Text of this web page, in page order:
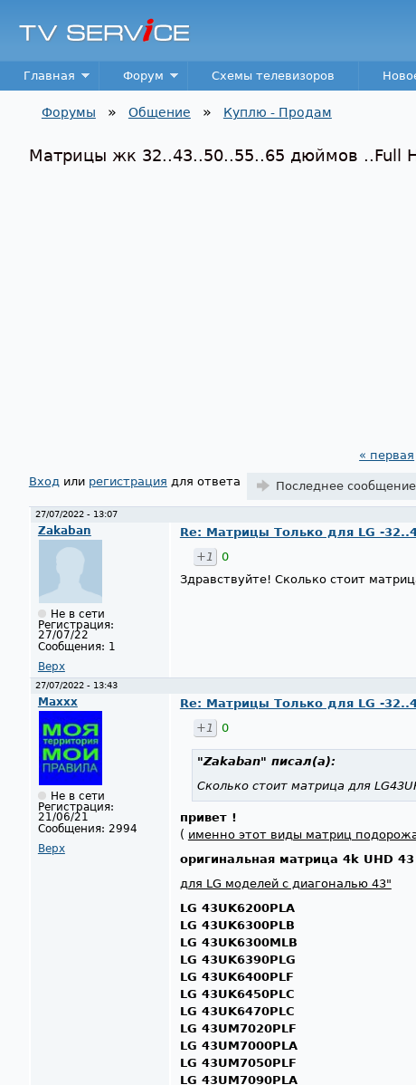
TV
Service
Main menu
Главная Форум Схемы телевизоров
Форумы » Общение » Куплю - Продам
Матрицы жк 32..43..50..55..65 дюймов ..Full
Страницы
« первая
Входили регистрация для ответа Последнее сообщение
27/07/2022 - 13:07
Zakaban
Не в сети
Регистрация:
27/07/22
Сообщения: 1
Верх
Re: Матрицы Только для LG -
+1
0
Здравствуйте! Сколько стоит
27/07/2022 - 13:43
Maxxx
Не в сети
Регистрация:
21/06/21
Сообщения: 2994
Верх
Re: Матрицы Только для LG -
+1
0
"Zakaban" писал(а):
Сколько стоит матрица для
привет !
( именно этот виды матриц
оригинальная матрица 4k UHD
для LG моделей с диагональю 43"
LG 43UK6200PLA
LG 43UK6300PLB
LG 43UK6300MLB
LG 43UK6390PLG
LG 43UK6400PLF
LG 43UK6450PLC
LG 43UK6470PLC
LG 43UM7020PLF
LG 43UM7000PLA
LG 43UM7050PLF
LG 43UM7090PLA